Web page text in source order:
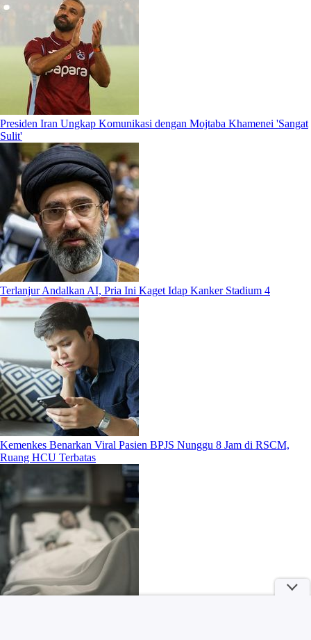
Presiden Iran Ungkap Komunikasi dengan Mojtaba Khamenei 'Sangat
Sulit'
Terlanjur Andalkan AI, Pria Ini Kaget Idap Kanker Stadium 4
Kemenkes Benarkan Viral Pasien BPJS Nunggu 8 Jam di RSCM,
Ruang HCU Terbatas